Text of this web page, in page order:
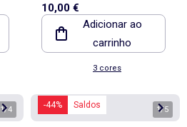
manga comprida
10,00 €
Adicionar ao
carrinho
3 cores
1/4 -44% Saldos 1/5